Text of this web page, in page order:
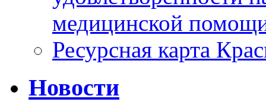
медицинской
Ресурсная карта
Новости